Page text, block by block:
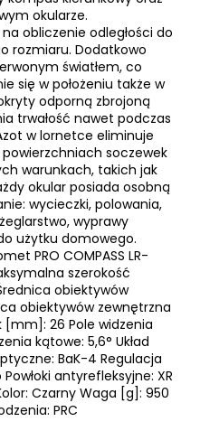
okularze.
obliczenie odległości do
rozmiaru. Dodatkowo
światłem, co
się w położeniu także w
odporną zbrojoną
trwałość nawet podczas
w lornetce eliminuje
soczewek
warunkach, takich jak
okular posiada osobną
wycieczki, polowania,
wyprawy
użytku domowego.
PRO COMPASS LR-
szerokość
obiektywów
obiektywów zewnętrzna
26 Pole widzenia
kątowe: 5,6° Układ
BaK-4 Regulacja
antyrefleksyjne: XR
Czarny Waga [g]: 950
PRC